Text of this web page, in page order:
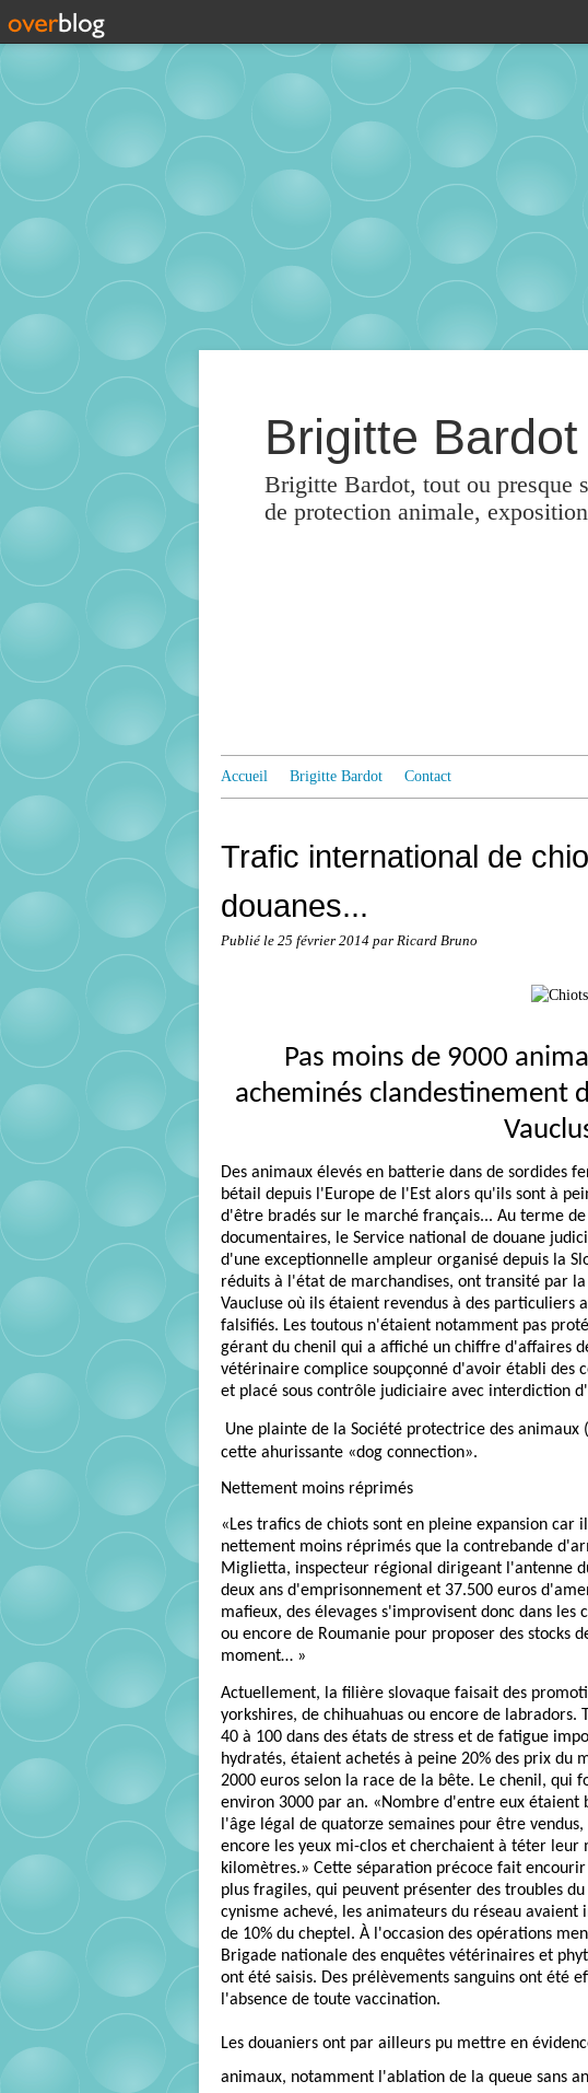
Brigitte
Brigitte Bardot, tout ou presque
de protection animale,
Accueil Brigitte Bardot Contact
Trafic international de
douanes...
Publié le 25 février 2014 par Ricard Bruno
Pas moins de 9000
acheminés clandestinement
Des animaux élevés en batterie dans de sordides
bétail depuis l'Europe de l'Est alors qu'ils sont à
d'être bradés sur le marché français... Au terme
documentaires, le Service national de douane
d'une exceptionnelle ampleur organisé depuis la
réduits à l'état de marchandises, ont transité par
Vaucluse où ils étaient revendus à des particuliers
falsifiés. Les toutous n'étaient notamment pas
gérant du chenil qui a affiché un chiffre d'affaires
vétérinaire complice soupçonné d'avoir établi des
et placé sous contrôle judiciaire avec interdiction
Une plainte de la Société protectrice des animaux
cette ahurissante «dog connection».
Nettement moins réprimés
«Les trafics de chiots sont en pleine expansion
nettement moins réprimés que la contrebande
Miglietta, inspecteur régional dirigeant l'antenne
deux ans d'emprisonnement et 37.500 euros
mafieux, des élevages s'improvisent donc dans les
ou encore de Roumanie pour proposer des stocks
moment… »
Actuellement, la filière slovaque faisait des
yorkshires, de chihuahuas ou encore de labradors.
40 à 100 dans des états de stress et de fatigue
hydratés, étaient achetés à peine 20% des prix
2000 euros selon la race de la bête. Le chenil, qui
environ 3000 par an. «Nombre d'entre eux
l'âge légal de quatorze semaines pour être
encore les yeux mi-clos et cherchaient à téter
kilomètres.» Cette séparation précoce fait
plus fragiles, qui peuvent présenter des troubles
cynisme achevé, les animateurs du réseau avaient
de 10% du cheptel. À l'occasion des opérations
Brigade nationale des enquêtes vétérinaires et
ont été saisis. Des prélèvements sanguins ont été
l'absence de toute vaccination.
Les douaniers ont par ailleurs pu mettre en
animaux, notamment l'ablation de la queue sans